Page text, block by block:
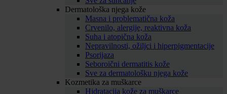
Dermatološka njega kože
Masna i problematična koža
Crvenilo, alergije, reaktivna koža
Suha i atopična koža
Nepravilnosti, ožiljci i hiperpigmentacije
Psorijaza
Seboroični dermatitis kože
Sve za dermatološku njega kože
Kozmetika za muškarce
Hidratacija kože za muškarce